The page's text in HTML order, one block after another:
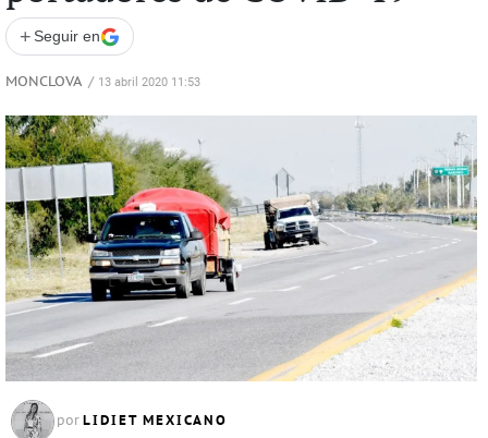
+ Seguir en
MONCLOVA / 13 abril 2020 11:53
por LIDIET MEXICANO